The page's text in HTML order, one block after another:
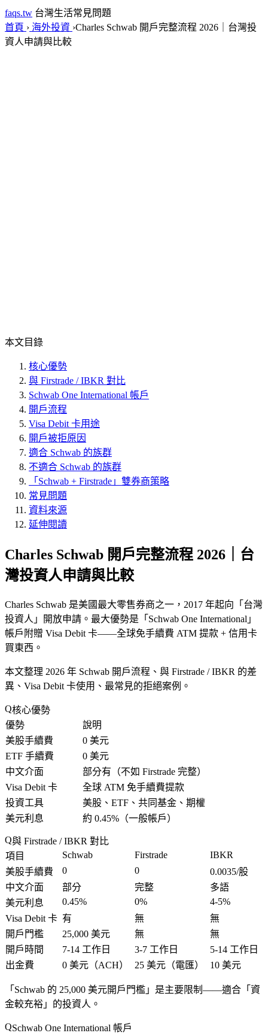
faqs.tw 台灣生活常見問題
首頁 › 海外投資 ›Charles Schwab 開戶完整流程 2026｜台灣投
資人申請與比較
本文目錄
核心優勢
與 Firstrade / IBKR 對比
Schwab One International 帳戶
開戶流程
Visa Debit 卡用途
開戶被拒原因
適合 Schwab 的族群
不適合 Schwab 的族群
「Schwab + Firstrade」雙券商策略
常見問題
資料來源
延伸閱讀
Charles Schwab 開戶完整流程 2026｜台
灣投資人申請與比較
Charles Schwab 是美國最大零售券商之一，2017 年起向「台灣
投資人」開放申請。最大優勢是「Schwab One International」
帳戶附贈 Visa Debit 卡——全球免手續費 ATM 提款 + 信用卡
買東西。
本文整理 2026 年 Schwab 開戶流程、與 Firstrade / IBKR 的差
異、Visa Debit 卡使用、最常見的拒絕案例。
核心優勢
優勢
說明
美股手續費
0 美元
ETF 手續費
0 美元
中文介面
部分有（不如 Firstrade 完整）
Visa Debit 卡
全球 ATM 免手續費提款
投資工具
美股、ETF、共同基金、期權
美元利息
約 0.45%（一般帳戶）
與 Firstrade / IBKR 對比
項目
Schwab Firstrade
IBKR
美股手續費
0 0
0.0035/股
中文介面
部分 完整
多語
美元利息
0.45% 0%
4-5%
Visa Debit 卡 有 無
無
開戶門檻
25,000 美元 無
無
開戶時間
7-14 工作日 3-7 工作日
5-14 工作日
出金費
0 美元（ACH） 25 美元（電匯） 10 美元
「Schwab 的 25,000 美元開戶門檻」是主要限制——適合「資
金較充裕」的投資人。
Schwab One International 帳戶